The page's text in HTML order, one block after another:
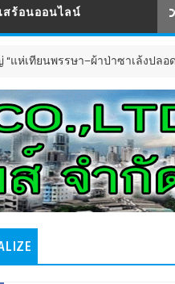
สร้อนออนไลน์
า–ผ้าป่าซาเล้งปลอดเหล้าเข้าพรร